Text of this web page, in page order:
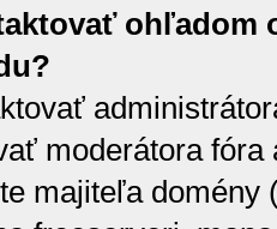
ohľadom
moderátora
majiteľa